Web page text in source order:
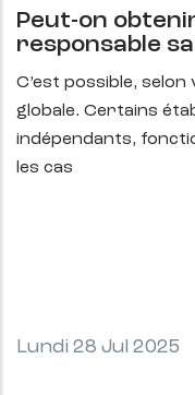
Peut-on
responsable
C’est possible,
globale. Certains
indépendants,
les cas
Lundi 28 Jul 2025